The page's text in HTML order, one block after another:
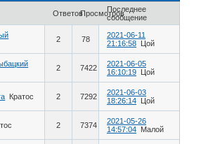
ОтветовПросмотровПоследнее
сообщение
2 78
2021-06-11
21:16:58 Цой
2 7422
2021-06-05
16:10:19 Цой
Кратос 2 7292
2021-06-03
18:26:14 Цой
2 7374
2021-05-26
14:57:04 Малой